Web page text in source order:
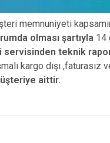
memnuniyeti
olması şartıyla 14
servisinden teknik
kargo dışı ,faturasız
aittir.